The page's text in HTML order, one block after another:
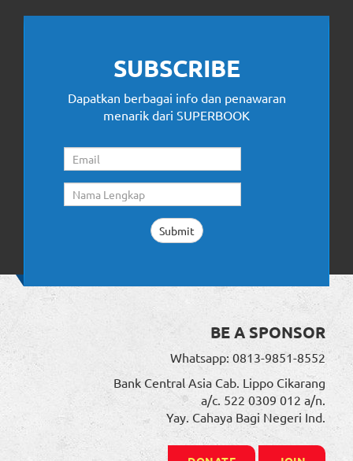
SUBSCRIBE
Dapatkan berbagai info dan penawaran
menarik dari SUPERBOOK
BE A SPONSOR
Whatsapp: 0813-9851-8552
Bank Central Asia Cab. Lippo Cikarang
a/c. 522 0309 012 a/n.
Yay. Cahaya Bagi Negeri Ind.